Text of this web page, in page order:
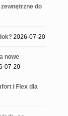
do
2026-07-20
nowe
07-20
i Flex dla